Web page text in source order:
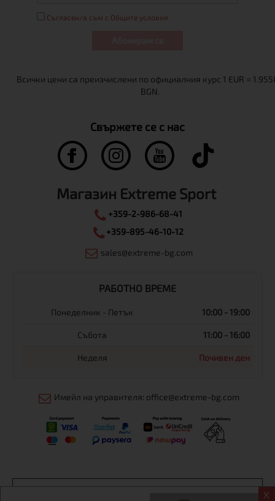
X
Съгласен/а съм с Общите условия
Свържете се с нас
Магазин Extreme Sport
+359-2-986-68-41
+359-895-46-10-12
sales@extreme-bg.com
РАБОТНО ВРЕМЕ
Понеделник - Петък 10:00 - 19:00
Събота 11:00 - 16:00
Неделя Почивен ден
Имейл на управителя: office@extreme-bg.com
Информация